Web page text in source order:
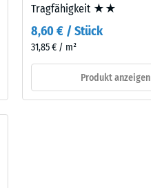
0,25
mm
verbleibende
Tragfähigkeit ★★
8,60 € / Stück
31,85 € / m²
Produkt anzeigen